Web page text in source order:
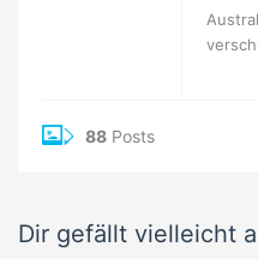
88 Posts
Dir gefällt vielleicht